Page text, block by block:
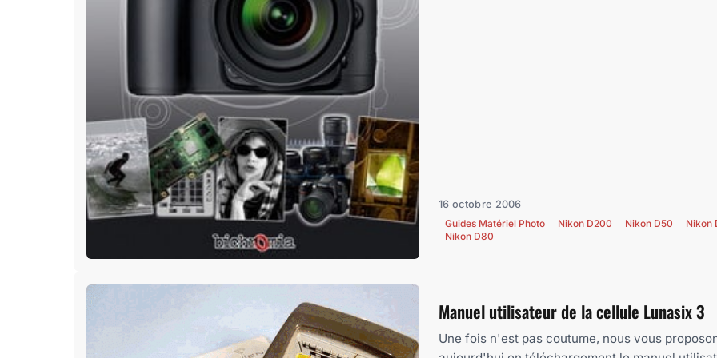
16 octobre 2006
Guides Matériel Photo
Nikon D200 Nikon D50
Nikon
Nikon D80
Manuel utilisateur de la cellule Lunasix 3
Une fois n'est pas coutume, nous vous